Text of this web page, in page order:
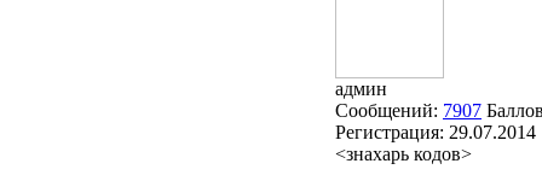
админ
Сообщений: 7907
Регистрация: 29.07.2014
<знахарь кодов>